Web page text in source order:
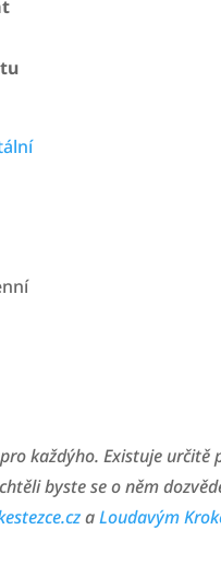
každýho. Existuje
byste se o něm
aLoudavým